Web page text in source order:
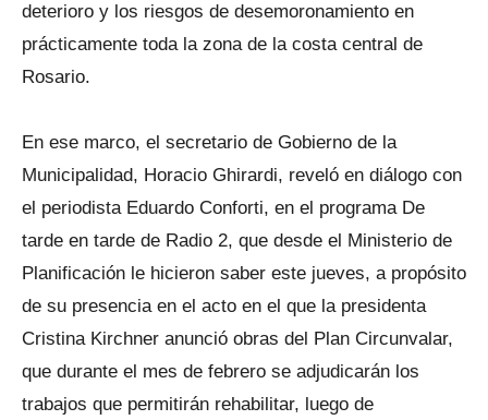
deterioro y los riesgos de desemoronamiento en
prácticamente toda la zona de la costa central de
Rosario.
En ese marco, el secretario de Gobierno de la
Municipalidad, Horacio Ghirardi, reveló en diálogo con
el periodista Eduardo Conforti, en el programa De
tarde en tarde de Radio 2, que desde el Ministerio de
Planificación le hicieron saber este jueves, a propósito
de su presencia en el acto en el que la presidenta
Cristina Kirchner anunció obras del Plan Circunvalar,
que durante el mes de febrero se adjudicarán los
trabajos que permitirán rehabilitar, luego de